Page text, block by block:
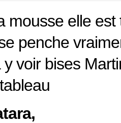
mousse elle
penche
y voir bises